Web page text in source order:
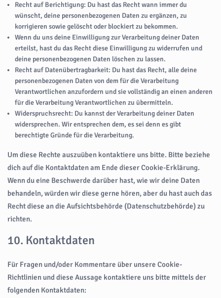
Recht auf Berichtigung: Du hast das Recht wann immer du
wünscht, deine personenbezogenen Daten zu ergänzen, zu
korrigieren sowie gelöscht oder blockiert zu bekommen.
Wenn du uns deine Einwilligung zur Verarbeitung deiner Daten
erteilst, hast du das Recht diese Einwilligung zu widerrufen und
deine personenbezogenen Daten löschen zu lassen.
Recht auf Datenübertragbarkeit: Du hast das Recht, alle deine
personenbezogenen Daten von dem für die Verarbeitung
Verantwortlichen anzufordern und sie vollständig an einen anderen
für die Verarbeitung Verantwortlichen zu übermitteln.
Widerspruchsrecht: Du kannst der Verarbeitung deiner Daten
widersprechen. Wir entsprechen dem, es sei denn es gibt
berechtigte Gründe für die Verarbeitung.
Um diese Rechte auszuüben kontaktiere uns bitte. Bitte beziehe
dich auf die Kontaktdaten am Ende dieser Cookie-Erklärung.
Wenn du eine Beschwerde darüber hast, wie wir deine Daten
behandeln, würden wir diese gerne hören, aber du hast auch das
Recht diese an die Aufsichtsbehörde (Datenschutzbehörde) zu
richten.
10. Kontaktdaten
Für Fragen und/oder Kommentare über unsere Cookie-
Richtlinien und diese Aussage kontaktiere uns bitte mittels der
folgenden Kontaktdaten: